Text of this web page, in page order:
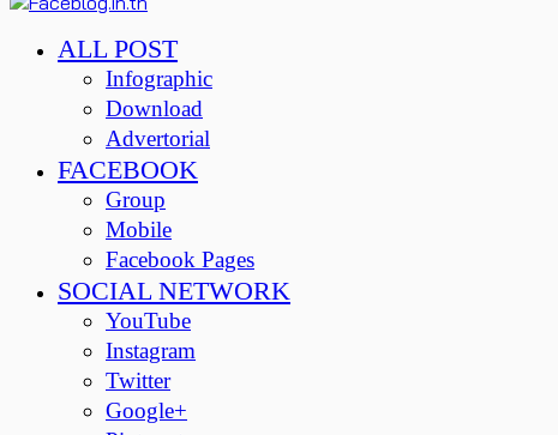
ALL POST
Infographic
Download
Advertorial
FACEBOOK
Group
Mobile
Facebook Pages
SOCIAL NETWORK
YouTube
Instagram
Twitter
Google+